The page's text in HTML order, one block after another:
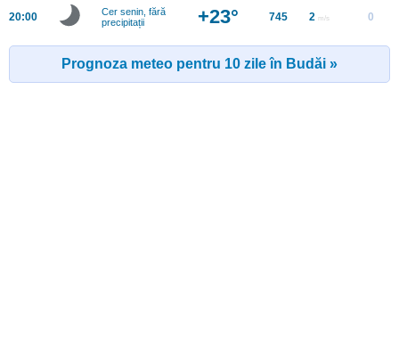
20:00
Cer senin, fără
precipitații
+23° 745 2 m/s 0
Prognoza meteo pentru 10 zile în Budăi »